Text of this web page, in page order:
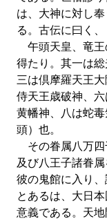
は、大神に対し
る。古伝に曰く、
午頭天皇、竜王
得たり。其一は総
三は倶摩羅天王
侍天王歳破神、
黄幡神、八は蛇
頭）也。
その眷属八万四
及び八王子諸眷
彼の鬼館に入り
とあるは、大日
意義である。天地